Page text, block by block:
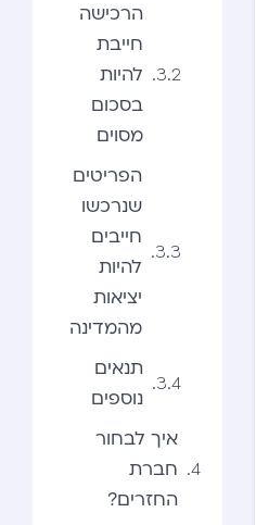
הרכישה
חייבת
להיות
בסכום
מסוים
הפריטים
שנרכשו
חייבים
להיות
יציאות
מהמדינה
תנאים
נוספים
איך לבחור
חברת
החזרים?